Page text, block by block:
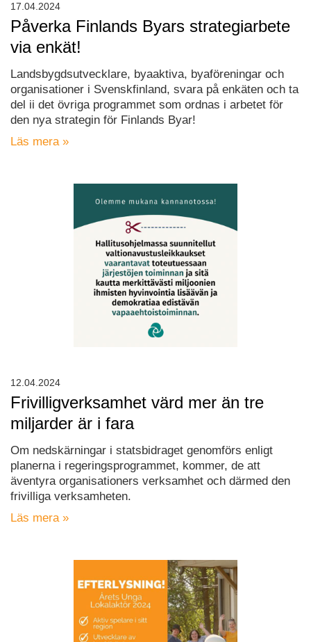
Påverka Finlands Byars strategiarbete
via enkät!
Landsbygdsutvecklare, byaaktiva, byaföreningar och
organisationer i Svenskfinland, svara på enkäten och ta
del ii det övriga programmet som ordnas i arbetet för
den nya strategin för Finlands Byar!
Läs mera »
17.04.2024
Frivilligverksamhet värd mer än tre
miljarder är i fara
Om nedskärningar i statsbidraget genomförs enligt
planerna i regeringsprogrammet, kommer, de att
äventyra organisationers verksamhet och därmed den
frivilliga verksamheten.
Läs mera »
12.04.2024